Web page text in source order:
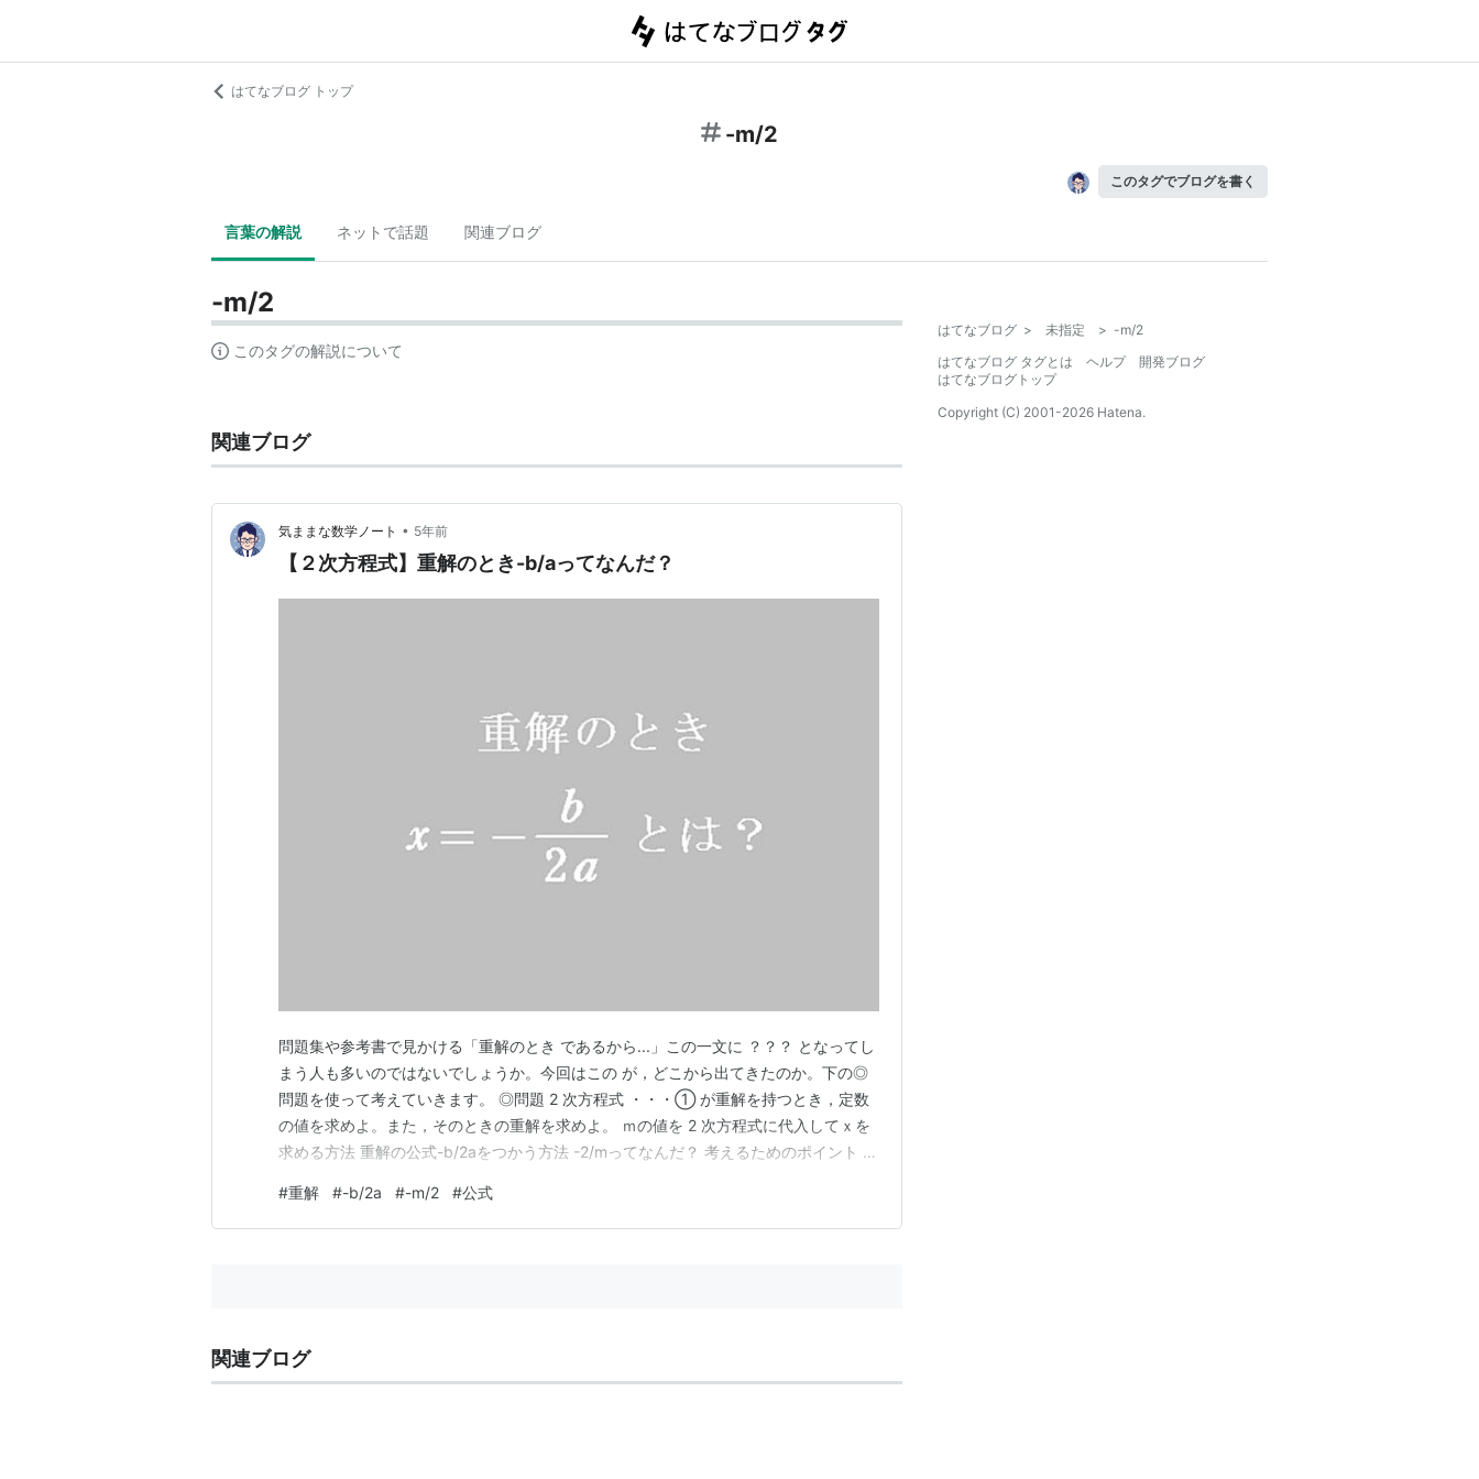
はてなブログ トップ
-m/2
このタグでブログを書く
言葉の解説 ネットで話題 関連ブログ
-m/2
このタグの解説について
関連ブログ
気ままな数学ノート • 5年前
【２次方程式】重解のとき-b/aってなんだ？
問題集や参考書で見かける「重解のとき であるから...」この一文に ？？？ となってし
まう人も多いのではないでしょうか。今回はこの が，どこから出てきたのか。下の◎
問題を使って考えていきます。 ◎問題 2 次方程式 ・・・① が重解を持つとき，定数
の値を求めよ。また，そのときの重解を求めよ。 ｍの値を 2 次方程式に代入してｘを
求める方法 重解の公式-b/2aをつかう方法 -2/mってなんだ？ 考えるためのポイント 実
ｘを求める方法 解）この 2 次方程式の判別式を とすると 2 次方程式が重解をもつの…
#重解 #-b/2a #-m/2 #公式
関連ブログ
はてなブログ > 未指定 > -m/2
はてなブログ タグとは
ヘルプ
開発ブログ
はてなブログトップ
Copyright (C) 2001-2026 Hatena.